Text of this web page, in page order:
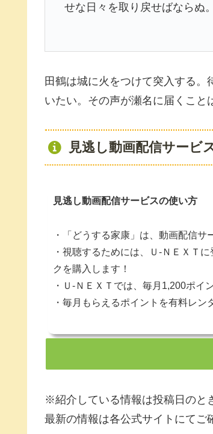
せな日々を取り戻せばならぬ
田鶴は城に火をつけて突入する
いたい。その声が瀬名に届くこと
見逃し動画配信サービ
見逃し動画配信サービスの使い方
・「どうする家康」は、動画配信サ
・視聴するためには、Ｕ-ＮＥＸＴ
クを購入します！
・Ｕ-ＮＥＸＴでは、毎月1,200ポイ
・毎月もらえるポイントを有料レ
※紹介している情報は投稿日のと
最新の情報は各公式サイトにてご